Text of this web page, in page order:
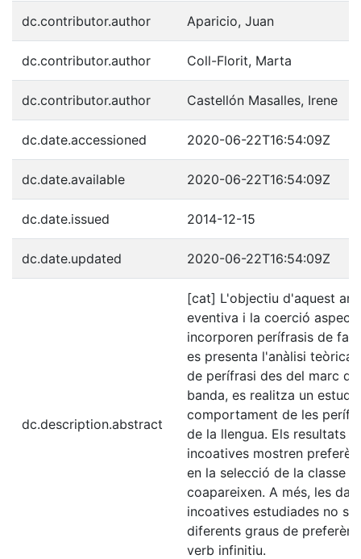
dc.contributor.author Aparicio, Juan
dc.contributor.author Coll-Florit, Marta
dc.contributor.author Castellón Masalles, Irene
dc.date.accessioned 2020-06-22T16:54:09Z
dc.date.available 2020-06-22T16:54:09Z
dc.date.issued 2014-12-15
dc.date.updated 2020-06-22T16:54:09Z
dc.description.abstract
[cat] L'objectiu d'aquest
eventiva i la coerció
incorporen perífrasis de
es presenta l'anàlisi teòrica
de perífrasi des del marc
banda, es realitza un
comportament de les
de la llengua. Els resultats
incoatives mostren
en la selecció de la classe
coapareixen. A més, les
incoatives estudiades no
diferents graus de
verb infinitiu.